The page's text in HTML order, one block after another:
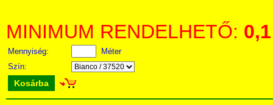
MINIMUM RENDELHETŐ: 0,1
Mennyiség:
Méter
Szín:
Kosárba